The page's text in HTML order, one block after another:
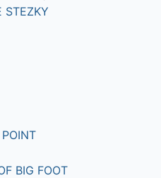
STEZKY
BIG FOOT